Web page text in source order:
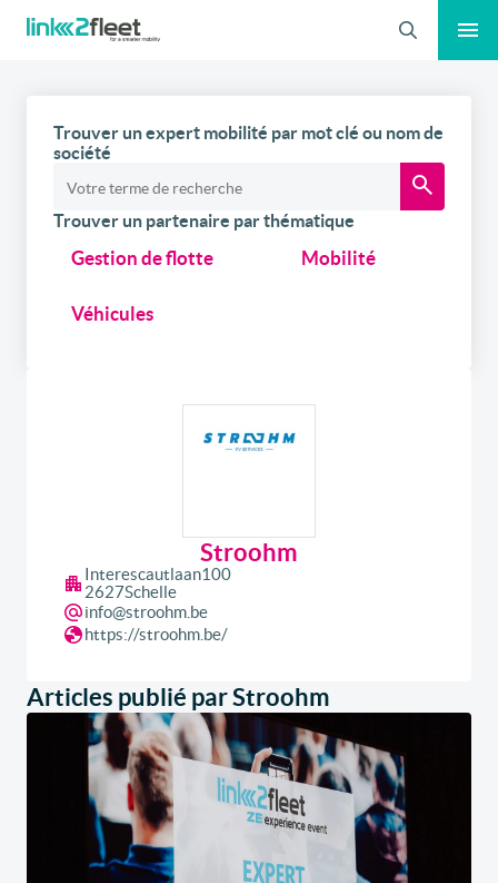
Recherche
Trouver un expert mobilité par mot clé ou nom de
société
Trouver un partenaire par thématique
Gestion de flotte Mobilité
Véhicules
Stroohm
Interescautlaan100
2627Schelle
info@stroohm.be
https://stroohm.be/
Articles publié par Stroohm